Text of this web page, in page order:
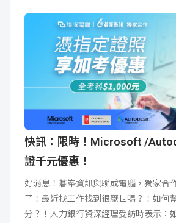
快訊：限時！Microsoft /
證千元優惠！
好消息！碁峯資訊與聯成電腦，獨家合
了！最近找工作找到很厭世嗎？！如何
分？！人力銀行資深經理受訪時表示：